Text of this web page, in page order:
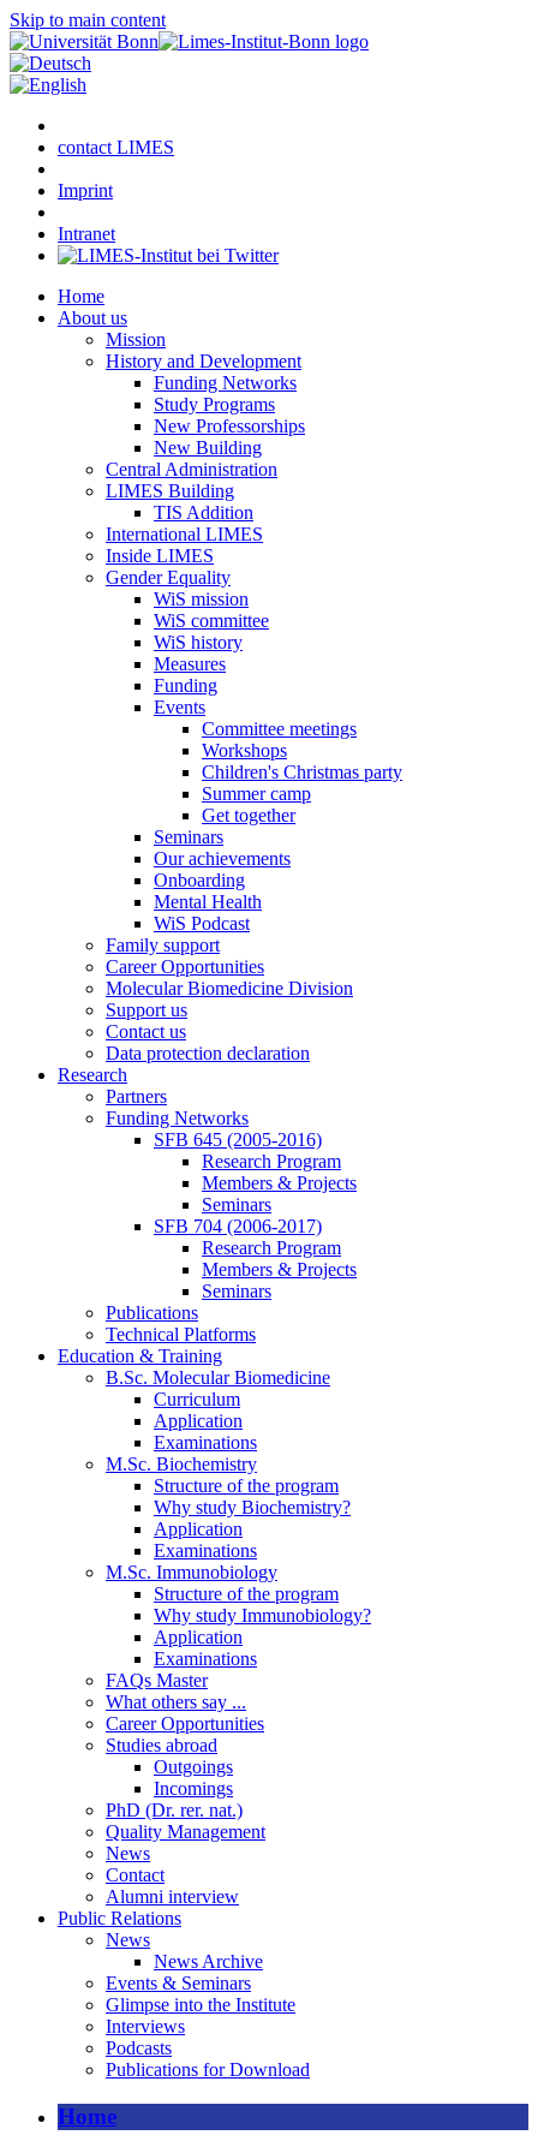
Skip to main content
contact LIMES
Imprint
Intranet
Home
About us
Mission
History and Development
Funding Networks
Study Programs
New Professorships
New Building
Central Administration
LIMES Building
TIS Addition
International LIMES
Inside LIMES
Gender Equality
WiS mission
WiS committee
WiS history
Measures
Funding
Events
Committee meetings
Workshops
Children's Christmas party
Summer camp
Get together
Seminars
Our achievements
Onboarding
Mental Health
WiS Podcast
Family support
Career Opportunities
Molecular Biomedicine Division
Support us
Contact us
Data protection declaration
Research
Partners
Funding Networks
SFB 645 (2005-2016)
Research Program
Members & Projects
Seminars
SFB 704 (2006-2017)
Research Program
Members & Projects
Seminars
Publications
Technical Platforms
Education & Training
B.Sc. Molecular Biomedicine
Curriculum
Application
Examinations
M.Sc. Biochemistry
Structure of the program
Why study Biochemistry?
Application
Examinations
M.Sc. Immunobiology
Structure of the program
Why study Immunobiology?
Application
Examinations
FAQs Master
What others say ...
Career Opportunities
Studies abroad
Outgoings
Incomings
PhD (Dr. rer. nat.)
Quality Management
News
Contact
Alumni interview
Public Relations
News
News Archive
Events & Seminars
Glimpse into the Institute
Interviews
Podcasts
Publications for Download
Home